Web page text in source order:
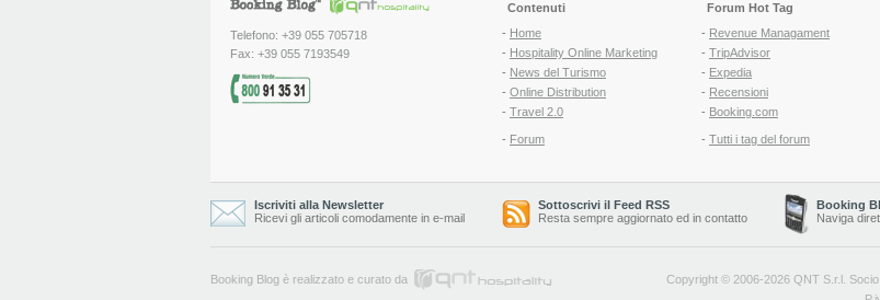
Telefono: +39 055 705718
Fax: +39 055 7193549
Contenuti
- Home
- Hospitality Online Marketing
- News del Turismo
- Online Distribution
- Travel 2.0
- Forum
Forum Hot Tag
- Revenue Managament
- TripAdvisor
- Expedia
- Recensioni
- Booking.com
- Tutti i tag del forum
Iscriviti alla Newsletter
Ricevi gli articoli comodamente in e-mail
Sottoscrivi il Feed RSS
Resta sempre aggiornato ed in contatto
Booking
Naviga
Booking Blog è realizzato e curato da Copyright © 2006-2026 QNT S.r.l.